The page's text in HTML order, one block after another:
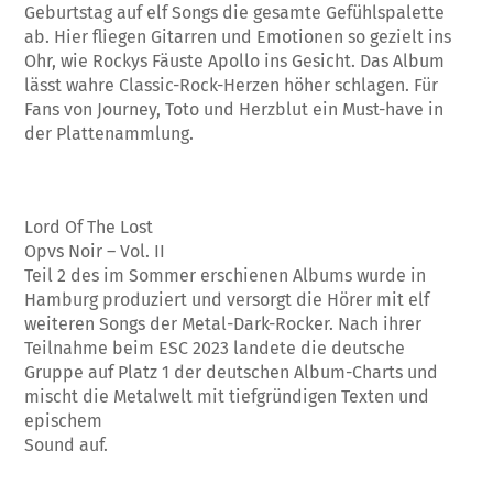
Geburtstag auf elf Songs die gesamte Gefühlspalette
ab. Hier fliegen Gitarren und Emotionen so gezielt ins
Ohr, wie Rockys Fäuste Apollo ins Gesicht. Das Album
lässt wahre Classic-Rock-Herzen höher schlagen. Für
Fans von Journey, Toto und Herzblut ein Must-have in
der Plattenammlung.
Lord Of The Lost
Opvs Noir – Vol. II
Teil 2 des im Sommer erschienen Albums wurde in
Hamburg produziert und versorgt die Hörer mit elf
weiteren Songs der Metal-Dark-Rocker. Nach ihrer
Teilnahme beim ESC 2023 landete die deutsche
Gruppe auf Platz 1 der deutschen Album-Charts und
mischt die Metalwelt mit tiefgründigen Texten und
epischem
Sound auf.